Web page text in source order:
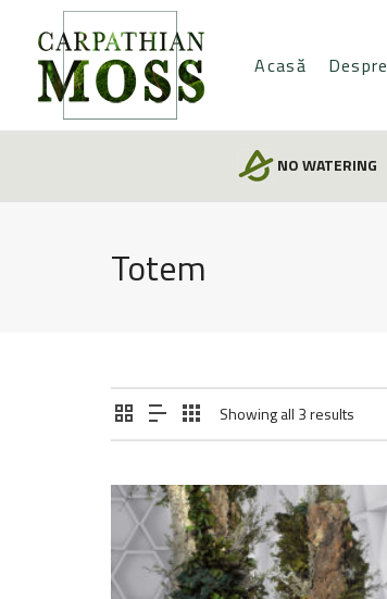
Acasă Despre
NO WATERING
Totem
Showing all 3 results